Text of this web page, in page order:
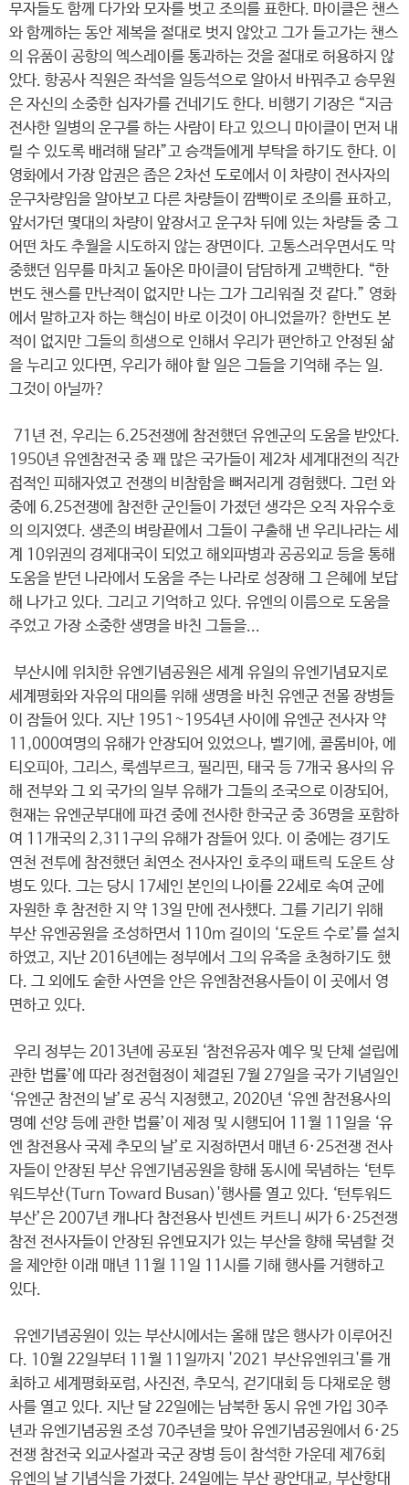
무자들도 함께 다가와 모자를 벗고 조의를 표한다. 마이클은 챈스
와 함께하는 동안 제복을 절대로 벗지 않았고 그가 들고가는 챈스
의 유품이 공항의 엑스레이를 통과하는 것을 절대로 허용하지 않
았다. 항공사 직원은 좌석을 일등석으로 알아서 바꿔주고 승무원
은 자신의 소중한 십자가를 건네기도 한다. 비행기 기장은 “지금
전사한 일병의 운구를 하는 사람이 타고 있으니 마이클이 먼저 내
릴 수 있도록 배려해 달라”고 승객들에게 부탁을 하기도 한다. 이
영화에서 가장 압권은 좁은 2차선 도로에서 이 차량이 전사자의
운구차량임을 알아보고 다른 차량들이 깜빡이로 조의를 표하고,
앞서가던 몇대의 차량이 앞장서고 운구차 뒤에 있는 차량들 중 그
어떤 차도 추월을 시도하지 않는 장면이다. 고통스러우면서도 막
중했던 임무를 마치고 돌아온 마이클이 담담하게 고백한다. “한
번도 챈스를 만난적이 없지만 나는 그가 그리워질 것 같다.” 영화
에서 말하고자 하는 핵심이 바로 이것이 아니었을까? 한번도 본
적이 없지만 그들의 희생으로 인해서 우리가 편안하고 안정된 삶
을 누리고 있다면, 우리가 해야 할 일은 그들을 기억해 주는 일.
그것이 아닐까?
71년 전, 우리는 6.25전쟁에 참전했던 유엔군의 도움을 받았다.
1950년 유엔참전국 중 꽤 많은 국가들이 제2차 세계대전의 직간
접적인 피해자였고 전쟁의 비참함을 뼈저리게 경험했다. 그런 와
중에 6.25전쟁에 참전한 군인들이 가졌던 생각은 오직 자유수호
의 의지였다. 생존의 벼랑끝에서 그들이 구출해 낸 우리나라는 세
계 10위권의 경제대국이 되었고 해외파병과 공공외교 등을 통해
도움을 받던 나라에서 도움을 주는 나라로 성장해 그 은혜에 보답
해 나가고 있다. 그리고 기억하고 있다. 유엔의 이름으로 도움을
주었고 가장 소중한 생명을 바친 그들을...
부산시에 위치한 유엔기념공원은 세계 유일의 유엔기념묘지로
세계평화와 자유의 대의를 위해 생명을 바친 유엔군 전몰 장병들
이 잠들어 있다. 지난 1951~1954년 사이에 유엔군 전사자 약
11,000여명의 유해가 안장되어 있었으나, 벨기에, 콜롬비아, 에
티오피아, 그리스, 룩셈부르크, 필리핀, 태국 등 7개국 용사의 유
해 전부와 그 외 국가의 일부 유해가 그들의 조국으로 이장되어,
현재는 유엔군부대에 파견 중에 전사한 한국군 중 36명을 포함하
여 11개국의 2,311구의 유해가 잠들어 있다. 이 중에는 경기도
연천 전투에 참전했던 최연소 전사자인 호주의 패트릭 도운트 상
병도 있다. 그는 당시 17세인 본인의 나이를 22세로 속여 군에
자원한 후 참전한 지 약 13일 만에 전사했다. 그를 기리기 위해
부산 유엔공원을 조성하면서 110m 길이의 ‘도운트 수로’를 설치
하였고, 지난 2016년에는 정부에서 그의 유족을 초청하기도 했
다. 그 외에도 숱한 사연을 안은 유엔참전용사들이 이 곳에서 영
면하고 있다.
우리 정부는 2013년에 공포된 ‘참전유공자 예우 및 단체 설립에
관한 법률’에 따라 정전협정이 체결된 7월 27일을 국가 기념일인
‘유엔군 참전의 날’로 공식 지정했고, 2020년 ‘유엔 참전용사의
명예 선양 등에 관한 법률’이 제정 및 시행되어 11월 11일을 ‘유
엔 참전용사 국제 추모의 날’로 지정하면서 매년 6·25전쟁 전사
자들이 안장된 부산 유엔기념공원을 향해 동시에 묵념하는 ‘턴투
워드부산(Turn Toward Busan)'행사를 열고 있다. ‘턴투워드
부산’은 2007년 캐나다 참전용사 빈센트 커트니 씨가 6·25전쟁
참전 전사자들이 안장된 유엔묘지가 있는 부산을 향해 묵념할 것
을 제안한 이래 매년 11월 11일 11시를 기해 행사를 거행하고
있다.
유엔기념공원이 있는 부산시에서는 올해 많은 행사가 이루어진
다. 10월 22일부터 11월 11일까지 '2021 부산유엔위크'를 개
최하고 세계평화포럼, 사진전, 추모식, 걷기대회 등 다채로운 행
사를 열고 있다. 지난 달 22일에는 남북한 동시 유엔 가입 30주
년과 유엔기념공원 조성 70주년을 맞아 유엔기념공원에서 6·25
전쟁 참전국 외교사절과 국군 장병 등이 참석한 가운데 제76회
유엔의 날 기념식을 가졌다. 24일에는 부산 광안대교, 부산항대